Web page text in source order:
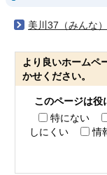
美川37（みんな
より良いホームペ
かせください。
このページは役
特にない
しにくい
情